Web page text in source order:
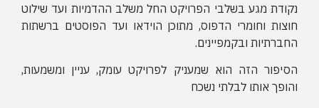
נקודת מגע בשלבי הפרויקט החל משלב ההדמיות ועד שילוט
חוצות וחומרי הדפוס, מתוכן הוידאו ועד הפוסטים ברשתות
החברתיות ובקמפיינים.
הסיפור הזה הוא שמעניק לפרויקט עומק, עניין ומשמעות,
והופך אותו לבלתי נשכח